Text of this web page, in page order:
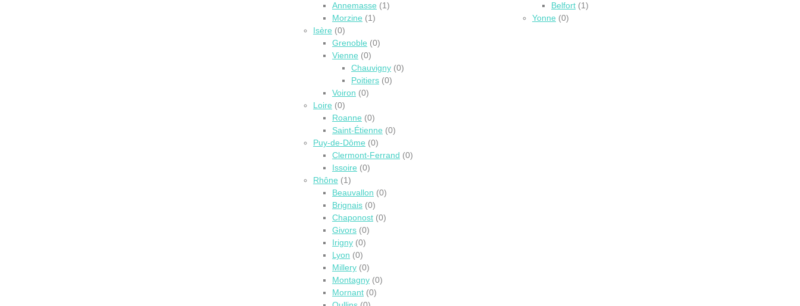
Annemasse (1)
Morzine (1)
Isère (0)
Grenoble (0)
Vienne (0)
Chauvigny (0)
Poitiers (0)
Voiron (0)
Loire (0)
Roanne (0)
Saint-Étienne (0)
Puy-de-Dôme (0)
Clermont-Ferrand (0)
Issoire (0)
Rhône (1)
Beauvallon (0)
Brignais (0)
Chaponost (0)
Givors (0)
Irigny (0)
Lyon (0)
Millery (0)
Montagny (0)
Mornant (0)
Belfort (1)
Yonne (0)